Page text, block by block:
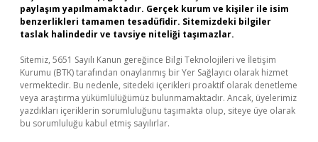
paylaşım yapılmamaktadır. Gerçek kurum ve kişiler ile isim
benzerlikleri tamamen tesadüfidir. Sitemizdeki bilgiler
taslak halindedir ve tavsiye niteliği taşımazlar.
Sitemiz, 5651 Sayılı Kanun gereğince Bilgi Teknolojileri ve İletişim
Kurumu (BTK) tarafından onaylanmış bir Yer Sağlayıcı olarak hizmet
vermektedir. Bu nedenle, sitedeki içerikleri proaktif olarak denetleme
veya araştırma yükümlülüğümüz bulunmamaktadır. Ancak, üyelerimiz
yazdıkları içeriklerin sorumluluğunu taşımakta olup, siteye üye olarak
bu sorumluluğu kabul etmiş sayılırlar.